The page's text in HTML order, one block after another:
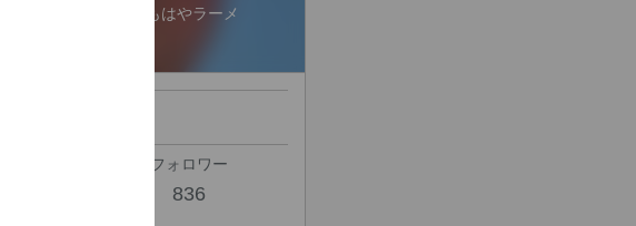
たいと思います。 もはやラーメ
フォロワー
836